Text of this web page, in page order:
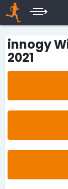
innogy
2021